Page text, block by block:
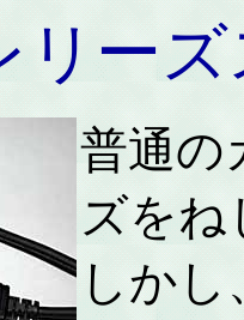
リー
普通の
ズをね
しか